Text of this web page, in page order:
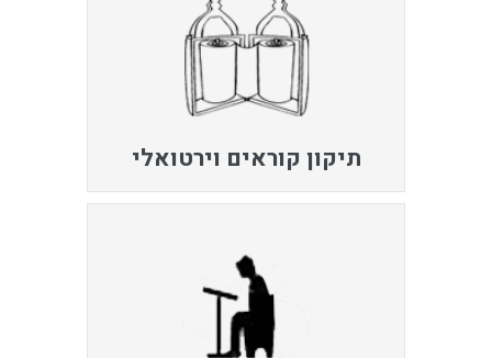
תיקון קוראים וירטואלי